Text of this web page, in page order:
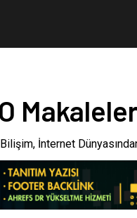
Makaleler
İnternet